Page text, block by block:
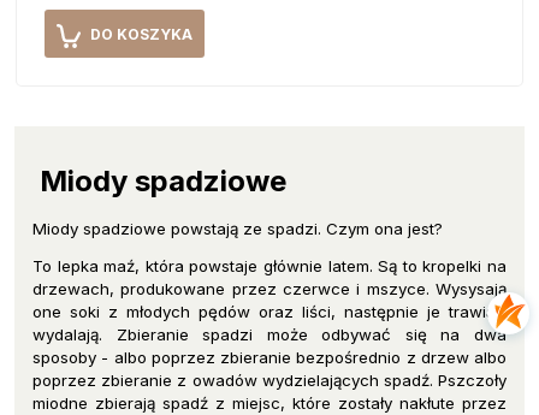
DO KOSZYKA
Miody spadziowe
Miody spadziowe powstają ze spadzi. Czym ona jest?
To lepka maź, która powstaje głównie latem. Są to kropelki na
drzewach, produkowane przez czerwce i mszyce. Wysysają
one soki z młodych pędów oraz liści, następnie je trawią i
wydalają. Zbieranie spadzi może odbywać się na dwa
sposoby - albo poprzez zbieranie bezpośrednio z drzew albo
poprzez zbieranie z owadów wydzielających spadź. Pszczoły
miodne zbierają spadź z miejsc, które zostały nakłute przez